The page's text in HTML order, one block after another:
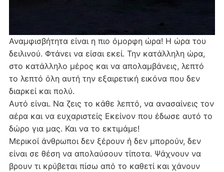
Αναμφισβήτητα είναι η πιο όμορφη ώρα! Η ώρα του
δειλινού. Φτάνει να είσαι εκεί. Την κατάλληλη ώρα,
στο κατάλληλο μέρος και να απολαμβάνεις, λεπτό
το λεπτό όλη αυτή την εξαιρετική εικόνα που δεν
διαρκεί και πολύ.
Αυτό είναι. Να ζεις το κάθε λεπτό, να ανασαίνεις τον
αέρα και να ευχαριστείς Εκείνον που έδωσε αυτό το
δώρο για μας. Και να το εκτιμάμε!
Μερικοί άνθρωποι δεν ξέρουν ή δεν μπορούν, δεν
είναι σε θέση να απολαύσουν τίποτα. Ψάχνουν να
βρουν τι κρύβεται πίσω από το καθετί και χάνουν